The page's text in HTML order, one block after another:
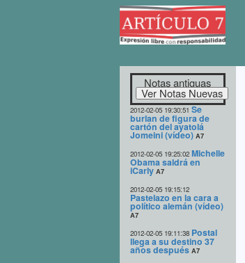
Notas antiguas
2012-02-05 19:30:51 Se
burlan de figura de
cartón del ayatolá
Jomeini (vídeo) A7
2012-02-05 19:25:02 Michelle
Obama saldrá en
iCarly A7
2012-02-05 19:15:12
Pastelazo en la cara a
político alemán (vídeo)
A7
2012-02-05 19:11:38 Postal
llega a su destino 37
años después A7